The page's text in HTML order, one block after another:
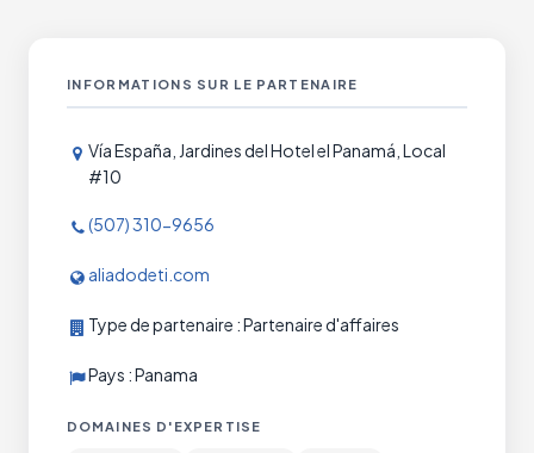
INFORMATIONS SUR LE PARTENAIRE
Vía España, Jardines del Hotel el Panamá, Local
#10
(507) 310-9656
aliadodeti.com
Type de partenaire : Partenaire d'affaires
Pays : Panama
DOMAINES D'EXPERTISE